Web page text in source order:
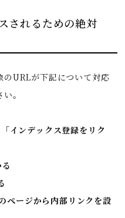
されるための絶対
のURLが下記について対応
。
インデックス登録をリク
ページから内部リンクを設